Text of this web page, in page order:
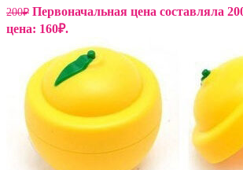
200₽ Первоначальная цена составляла
цена: 160₽.